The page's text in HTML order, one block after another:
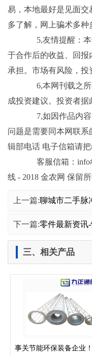
易，本地最好是见面交
多了解，网上骗术多种
5,友情提醒：本
于合作后的收益、回
承担。市场有风险，投
6,本网刊载之所
成投资建议。投资者据
7,如因作品内容
问题是需要同本网联系
辑部电话 电子信箱请
客服信箱：
线 - 2018 金农网 保留
上一篇:聊城市二手脉
下一篇:零件最新资讯
三、相关产品
事关节能环保装备企业